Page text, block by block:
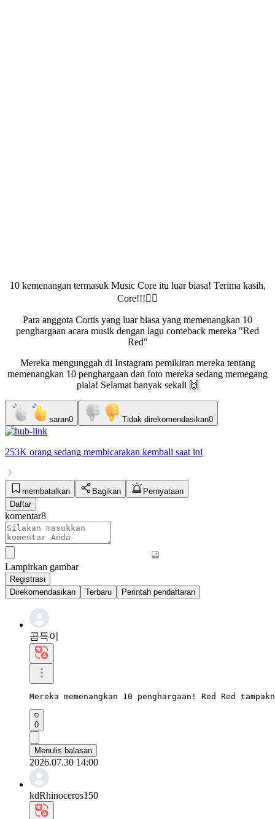
10 kemenangan termasuk Music Core itu luar biasa! Terima kasih,
Core!!!🙇‍♂️
Para anggota Cortis yang luar biasa yang memenangkan 10
penghargaan acara musik dengan lagu comeback mereka "Red
Red"
Mereka mengunggah di Instagram pemikiran mereka tentang
memenangkan 10 penghargaan dan foto mereka sedang memegang
piala! Selamat banyak sekali 🙌
saran0 Tidak direkomendasikan0
253K orang sedang membicarakan kembali saat ini
membatalkan Bagikan
Pernyataan
Daftar
komentar8
Lampirkan gambar
Registrasi
Direkomendasikan
Terbaru Perintah pendaftaran
곰득이
Mereka memenangkan 10 penghargaan! Red Red
0
Menulis balasan
2026.07.30 14:00
kdRhinoceros150